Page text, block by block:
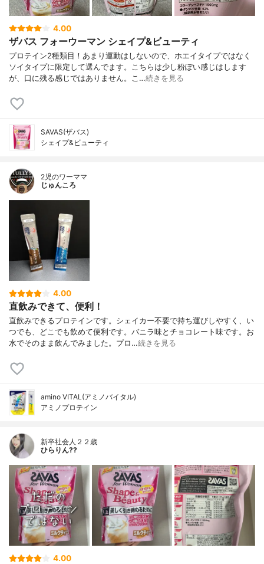
4.00
ザバス フォーウーマン シェイプ&ビューティ
プロテイン2種類目！あまり運動はしないので、ホエイタイプではなく
ソイタイプに限定して選んでます。こちらは少し粉ぽい感じはします
が、口に残る感じではありません。こ…続きを見る
SAVAS(ザバス)
シェイプ&ビューティ
2児のワーママ
じゅんころ
4.00
直飲みできて、便利！
直飲みできるプロテインです。シェイカー不要で持ち運びしやすく、い
つでも、どこでも飲めて便利です。バニラ味とチョコレート味です。お
水でそのまま飲んでみました。プロ…続きを見る
amino VITAL(アミノバイタル)
アミノプロテイン
新卒社会人２２歳
ひらりん??
4.00